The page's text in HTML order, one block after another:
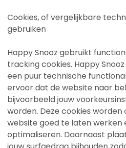
Cookies, of vergelijkbare
gebruiken
Happy Snooz gebruikt
tracking cookies. Happy
een puur technische
ervoor dat de website naar
bijvoorbeeld jouw
worden. Deze cookies
website goed te laten werken
optimaliseren. Daarnaast